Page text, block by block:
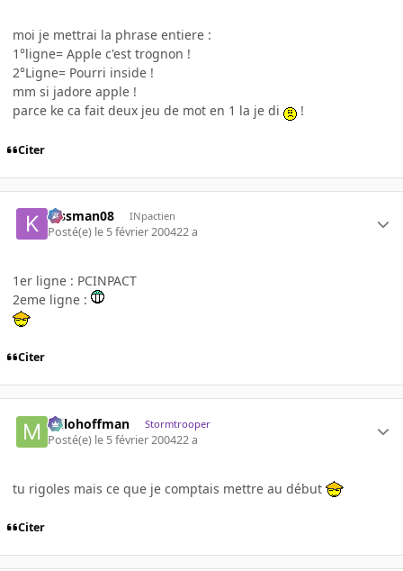
moi je mettrai la phrase entiere :
1°ligne= Apple c'est trognon !
2°Ligne= Pourri inside !
mm si jadore apple !
parce ke ca fait deux jeu de mot en 1 la je di
!
Citer
kissman08 INpactien
Posté(e) le 5 février 200422 a
1er ligne : PCINPACT
2eme ligne :
Citer
milohoffman Stormtrooper
Posté(e) le 5 février 200422 a
tu rigoles mais ce que je comptais mettre au début
Citer